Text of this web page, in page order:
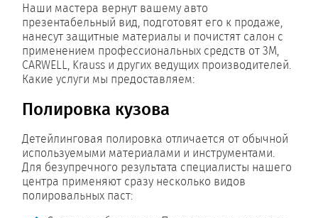
Наши мастера вернут вашему авто
презентабельный вид, подготовят его к продаже,
нанесут защитные материалы и почистят салон с
применением профессиональных средств от 3M,
CARWELL, Krauss и других ведущих производителей.
Какие услуги мы предоставляем:
Полировка кузова
Детейлинговая полировка отличается от обычной
используемыми материалами и инструментами.
Для безупречного результата специалисты нашего
центра применяют сразу несколько видов
полировальных паст: